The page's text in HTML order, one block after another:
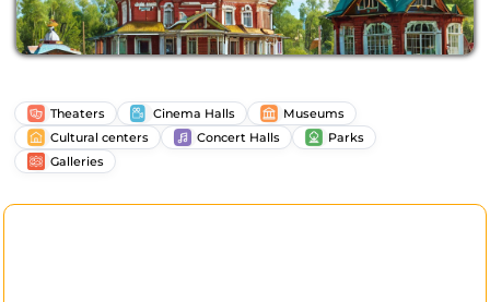
Theaters Cinema Halls
Museums
Cultural centers
Concert Halls
Parks
Galleries